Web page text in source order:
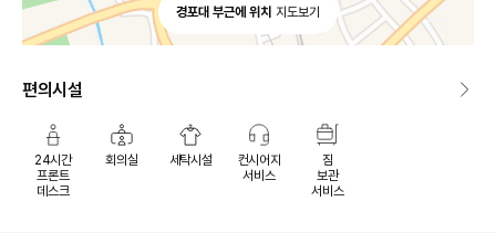
경포대 부근에 위치 지도보기
편의시설
24시간
프론트
데스크
회의실 세탁시설
컨시어지
서비스
짐
보관
서비스